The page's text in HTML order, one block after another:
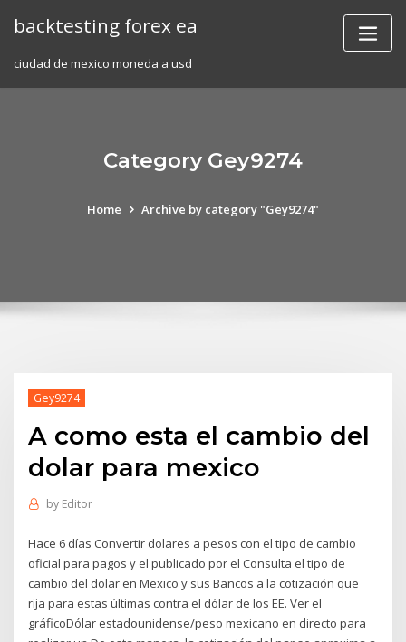
backtesting forex ea
ciudad de mexico moneda a usd
Category Gey9274
Home Archive by category "Gey9274"
Gey9274
A como esta el cambio del
dolar para mexico
by Editor
Hace 6 días Convertir dolares a pesos con el tipo de cambio
oficial para pagos y el publicado por el Consulta el tipo de
cambio del dolar en Mexico y sus Bancos a la cotización que
rija para estas últimas contra el dólar de los EE. Ver el
gráficoDólar estadounidense/peso mexicano en directo para